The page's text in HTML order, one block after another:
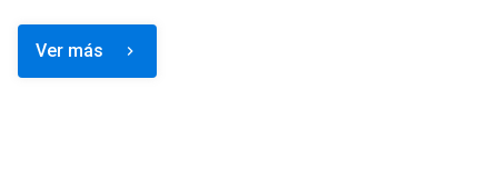
Ver más keyboard_arrow_right